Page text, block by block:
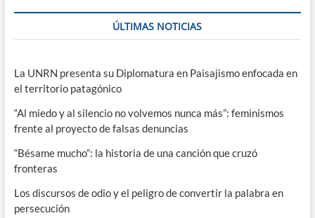
ÚLTIMAS NOTICIAS
La UNRN presenta su Diplomatura en Paisajismo enfocada en
el territorio patagónico
“Al miedo y al silencio no volvemos nunca más”: feminismos
frente al proyecto de falsas denuncias
“Bésame mucho”: la historia de una canción que cruzó
fronteras
Los discursos de odio y el peligro de convertir la palabra en
persecución